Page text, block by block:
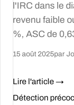
l'IRC dans le
revenu faible
%, ASC de
15 août 2025par
Lire l'article →
Détection